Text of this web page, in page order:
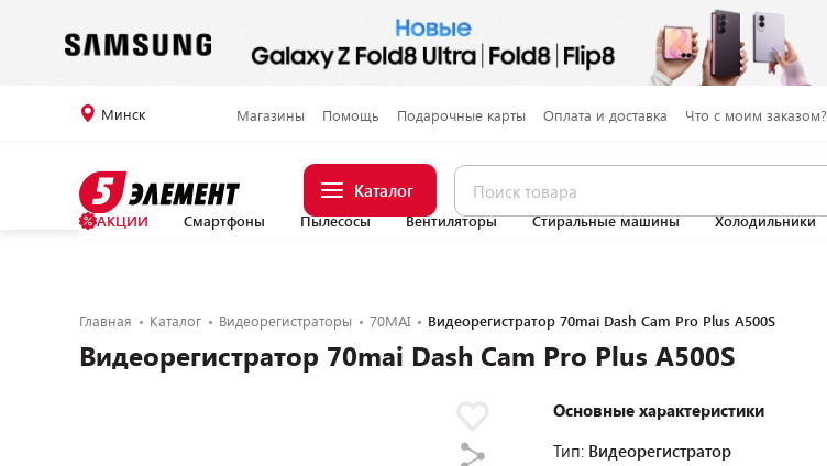
Минск Магазины Помощь Подарочные карты Оплата и доставка Что с моим заказом?
Каталог
АКЦИИ Смартфоны Пылесосы Вентиляторы Стиральные машины Холодильники
Главная Каталог Видеорегистраторы 70MAI Видеорегистратор 70mai Dash Cam Pro Plus A500S
Видеорегистратор 70mai Dash Cam Pro Plus A500S
Основные характеристики
Тип: Видеорегистратор